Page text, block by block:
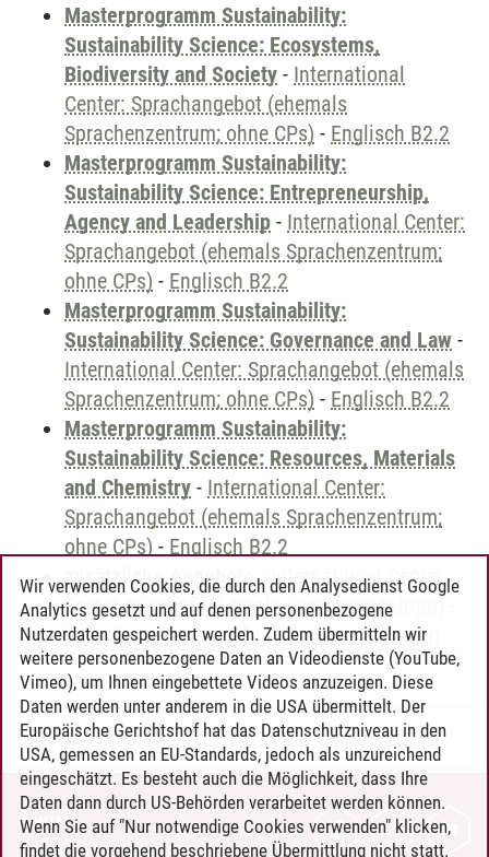
Masterprogramm Sustainability:
Sustainability Science: Ecosystems,
Biodiversity and Society - International
Center: Sprachangebot (ehemals
Sprachenzentrum; ohne CPs) - Englisch B2.2
Masterprogramm Sustainability:
Sustainability Science: Entrepreneurship,
Agency and Leadership - International Center:
Sprachangebot (ehemals Sprachenzentrum;
ohne CPs) - Englisch B2.2
Masterprogramm Sustainability:
Sustainability Science: Governance and Law -
International Center: Sprachangebot (ehemals
Sprachenzentrum; ohne CPs) - Englisch B2.2
Masterprogramm Sustainability:
Sustainability Science: Resources, Materials
and Chemistry - International Center:
Sprachangebot (ehemals Sprachenzentrum;
ohne CPs) - Englisch B2.2
zusätzliche Angebote- International Center:
Sprachangebot (ehemals Sprachenzentrum)
Sprachangebot und Sonderveranstaltungen
Timo Leder/30.06.2024
KONTAKT
Wir verwenden Cookies, die durch den Analysedienst Google
Analytics gesetzt und auf denen personenbezogene
Nutzerdaten gespeichert werden. Zudem übermitteln wir
weitere personenbezogene Daten an Videodienste (YouTube,
Vimeo), um Ihnen eingebettete Videos anzuzeigen. Diese
Daten werden unter anderem in die USA übermittelt. Der
Europäische Gerichtshof hat das Datenschutzniveau in den
USA, gemessen an EU-Standards, jedoch als unzureichend
eingeschätzt. Es besteht auch die Möglichkeit, dass Ihre
Daten dann durch US-Behörden verarbeitet werden können.
Wenn Sie auf "Nur notwendige Cookies verwenden" klicken,
findet die vorgehend beschriebene Übermittlung nicht statt.